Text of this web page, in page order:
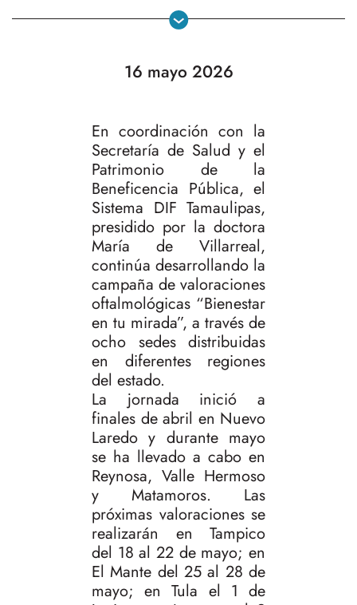
16 mayo 2026
En coordinación con la
Secretaría de Salud y el
Patrimonio de la
Beneficencia Pública, el
Sistema DIF Tamaulipas,
presidido por la doctora
María de Villarreal,
continúa desarrollando la
campaña de valoraciones
oftalmológicas “Bienestar
en tu mirada”, a través de
ocho sedes distribuidas
en diferentes regiones
del estado.
La jornada inició a
finales de abril en Nuevo
Laredo y durante mayo
se ha llevado a cabo en
Reynosa, Valle Hermoso
y Matamoros. Las
próximas valoraciones se
realizarán en Tampico
del 18 al 22 de mayo; en
El Mante del 25 al 28 de
mayo; en Tula el 1 de